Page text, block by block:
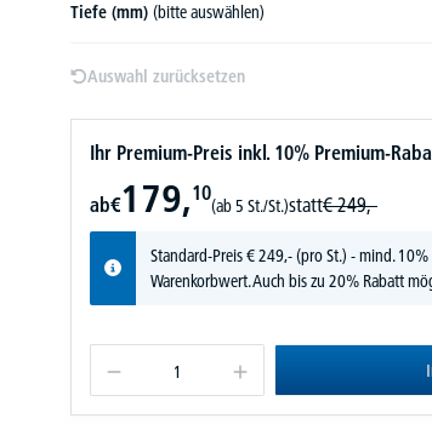
Tiefe (mm) (bitte auswählen)
Auswahl zurücksetzen
Ihr Premium-Preis inkl. 10% Premium-
ab€179,10
(ab 5 St./St.)statt€ 249,-
Standard-Preis€249,-(pro St.) - mind.
Warenkorbwert. Auch bis zu 20% Rabatt